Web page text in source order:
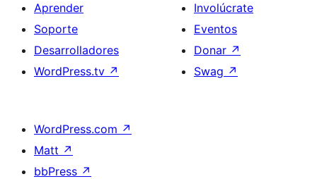
Aprender
Soporte
Desarrolladores
WordPress.tv ↗
Involúcrate
Eventos
Donar ↗
Swag ↗
WordPress.com ↗
Matt ↗
bbPress ↗